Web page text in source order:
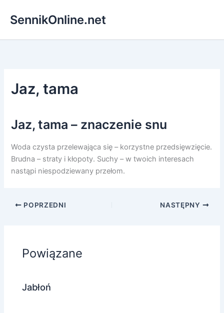
SennikOnline.net
Jaz, tama
Jaz, tama – znaczenie snu
Woda czysta przelewająca się – korzystne przedsięwzięcie.
Brudna – straty i kłopoty. Suchy – w twoich interesach
nastąpi niespodziewany przełom.
POPRZEDNI NASTĘPNY
Powiązane
Jabłoń